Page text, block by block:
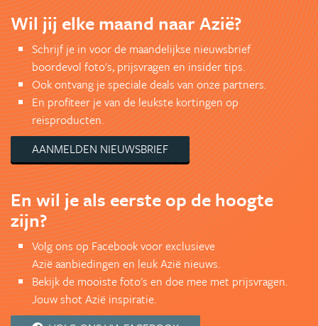
Wil jij elke maand naar Azië?
Schrijf je in voor de maandelijkse nieuwsbrief
boordevol foto's, prijsvragen en insider tips.
Ook ontvang je speciale deals van onze partners.
En profiteer je van de leukste kortingen op
reisproducten.
AANMELDEN NIEUWSBRIEF
En wil je als eerste op de hoogte
zijn?
Volg ons op Facebook voor exclusieve
Azië aanbiedingen en leuk Azië nieuws.
Bekijk de mooiste foto's en doe mee met prijsvragen.
Jouw shot Azië inspiratie.